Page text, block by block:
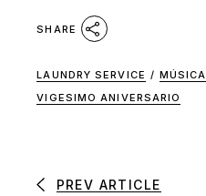
SHARE
LAUNDRY SERVICE / MÚSICA
VIGESIMO ANIVERSARIO
PREV ARTICLE